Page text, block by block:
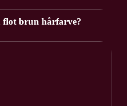
flot brun hårfarve?